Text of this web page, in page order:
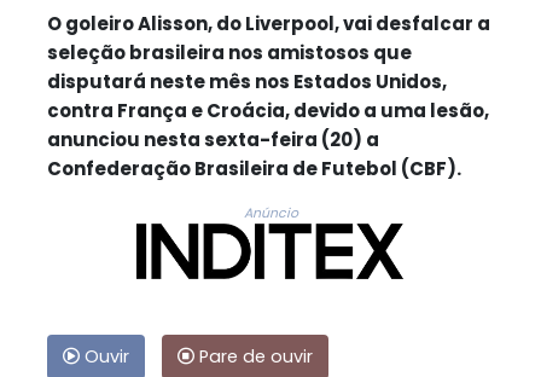
O goleiro Alisson, do Liverpool, vai desfalcar a
seleção brasileira nos amistosos que
disputará neste mês nos Estados Unidos,
contra França e Croácia, devido a uma lesão,
anunciou nesta sexta-feira (20) a
Confederação Brasileira de Futebol (CBF).
Anúncio
Ouvir
Pare de ouvir